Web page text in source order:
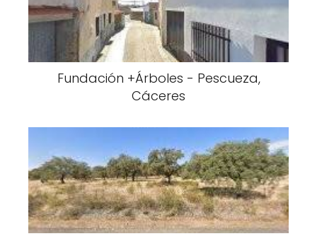
Fundación +Árboles - Pescueza,
Cáceres